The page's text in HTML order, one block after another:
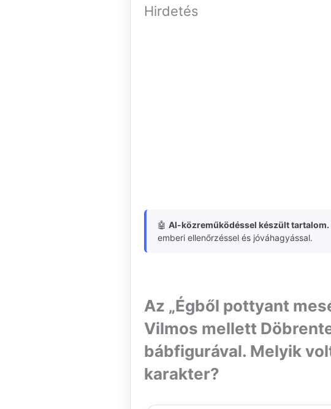
Hirdetés
🤖 AI-közreműködéssel készült tartalom.
emberi ellenőrzéssel és jóváhagyással.
Az „Égből pottyant
Vilmos mellett
bábfigurával. Melyik
karakter?